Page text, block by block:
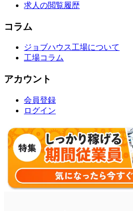
求人の閲覧履歴
コラム
ジョブハウス工場について
工場コラム
アカウント
会員登録
ログイン